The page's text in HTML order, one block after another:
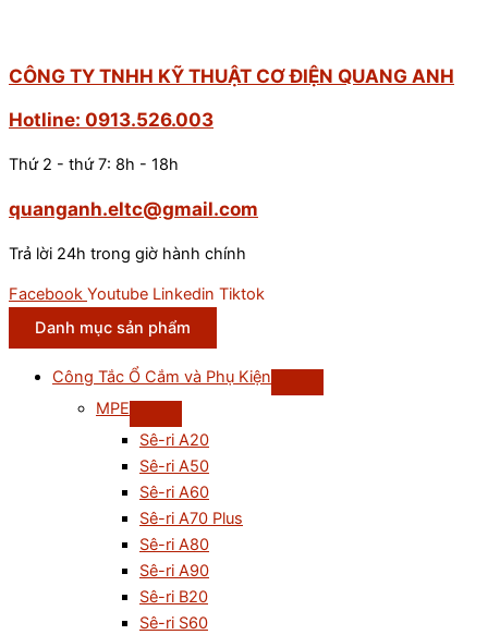
CÔNG TY TNHH KỸ THUẬT CƠ ĐIỆN QUANG ANH
Hotline: 0913.526.003
Thứ 2 - thứ 7: 8h - 18h
quanganh.eltc@gmail.com
Trả lời 24h trong giờ hành chính
Facebook Youtube Linkedin Tiktok
Danh mục sản phẩm
Công Tắc Ổ Cắm và Phụ Kiện
MPE
Sê-ri A20
Sê-ri A50
Sê-ri A60
Sê-ri A70 Plus
Sê-ri A80
Sê-ri A90
Sê-ri B20
Sê-ri S60